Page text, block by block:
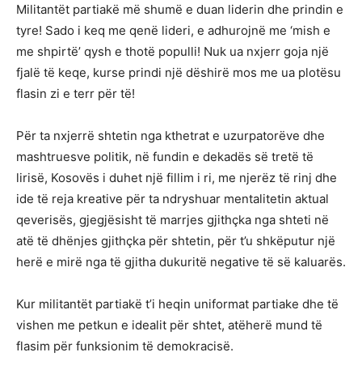
Militantët partiakë më shumë e duan liderin dhe prindin e
tyre! Sado i keq me qenë lideri, e adhurojnë me ‘mish e
me shpirtë’ qysh e thotë populli! Nuk ua nxjerr goja një
fjalë të keqe, kurse prindi një dëshirë mos me ua plotësu
flasin zi e terr për të!
Për ta nxjerrë shtetin nga kthetrat e uzurpatorëve dhe
mashtruesve politik, në fundin e dekadës së tretë të
lirisë, Kosovës i duhet një fillim i ri, me njerëz të rinj dhe
ide të reja kreative për ta ndryshuar mentalitetin aktual
qeverisës, gjegjësisht të marrjes gjithçka nga shteti në
atë të dhënjes gjithçka për shtetin, për t’u shkëputur një
herë e mirë nga të gjitha dukuritë negative të së kaluarës.
Kur militantët partiakë t’i heqin uniformat partiake dhe të
vishen me petkun e idealit për shtet, atëherë mund të
flasim për funksionim të demokracisë.